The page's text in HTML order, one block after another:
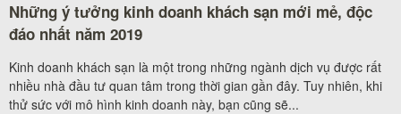
Những ý tưởng kinh doanh khách sạn mới mẻ, độc
đáo nhất năm 2019
Kinh doanh khách sạn là một trong những ngành dịch vụ được rất
nhiều nhà đầu tư quan tâm trong thời gian gần đây. Tuy nhiên, khi
thử sức với mô hình kinh doanh này, bạn cũng sẽ...